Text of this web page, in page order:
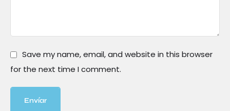
Save my name, email, and website in this browser
for the next time I comment.
Envíar